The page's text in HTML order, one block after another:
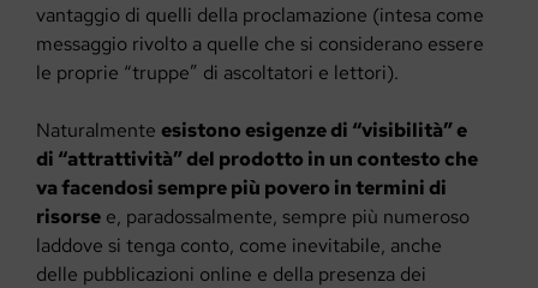
vantaggio di quelli della proclamazione (intesa come
messaggio rivolto a quelle che si considerano essere
le proprie “truppe” di ascoltatori e lettori).
Naturalmente esistono esigenze di “visibilità” e
di “attrattività” del prodotto in un contesto che
va facendosi sempre più povero in termini di
risorse e, paradossalmente, sempre più numeroso
laddove si tenga conto, come inevitabile, anche
delle pubblicazioni online e della presenza dei